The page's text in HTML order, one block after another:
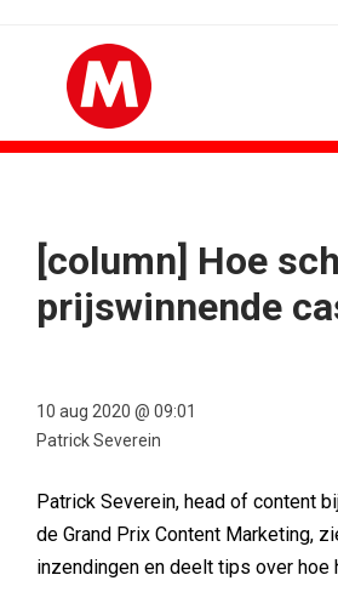
[column] Hoe
prijswinnende
10 aug 2020 @ 09:01
Patrick Severein
Patrick Severein, head of content
de Grand Prix Content Marketing,
inzendingen en deelt tips over hoe